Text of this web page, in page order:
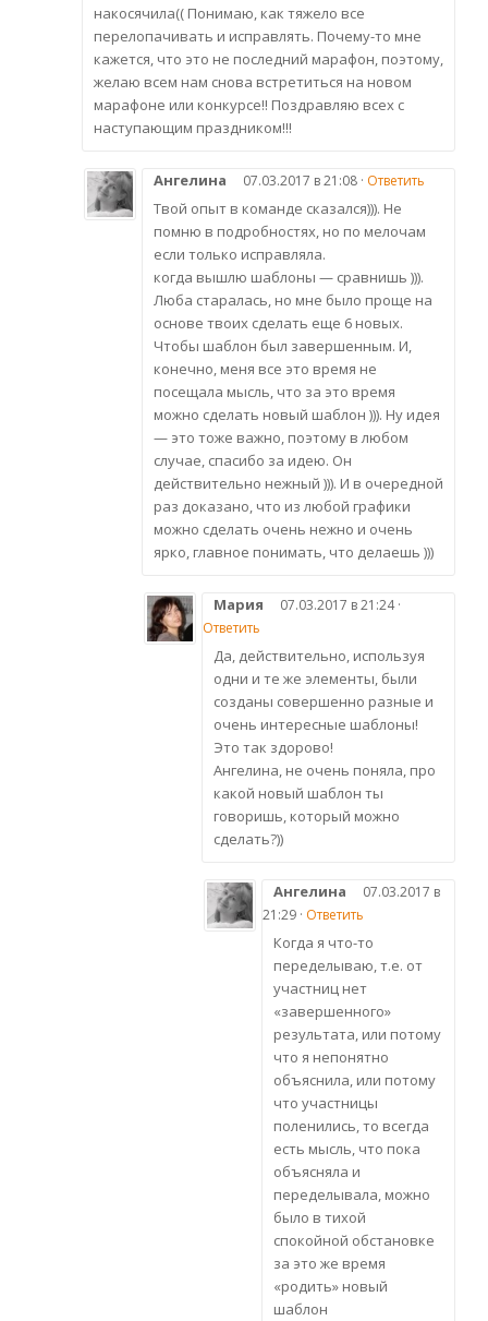
накосячила(( Понимаю, как тяжело все
перелопачивать и исправлять. Почему-то мне
кажется, что это не последний марафон, поэтому,
желаю всем нам снова встретиться на новом
марафоне или конкурсе!! Поздравляю всех с
наступающим праздником!!!
Ангелина 07.03.2017 в 21:08 · Ответить
Твой опыт в команде сказался))). Не
помню в подробностях, но по мелочам
если только исправляла.
когда вышлю шаблоны — сравнишь ))).
Люба старалась, но мне было проще на
основе твоих сделать еще 6 новых.
Чтобы шаблон был завершенным. И,
конечно, меня все это время не
посещала мысль, что за это время
можно сделать новый шаблон ))). Ну идея
— это тоже важно, поэтому в любом
случае, спасибо за идею. Он
действительно нежный ))). И в очередной
раз доказано, что из любой графики
можно сделать очень нежно и очень
ярко, главное понимать, что делаешь )))
Мария
07.03.2017 в 21:24 ·
Ответить
Да, действительно, используя
одни и те же элементы, были
созданы совершенно разные и
очень интересные шаблоны!
Это так здорово!
Ангелина, не очень поняла, про
какой новый шаблон ты
говоришь, который можно
сделать?))
Ангелина
07.03.2017 в
21:29 · Ответить
Когда я что-то
переделываю, т.е. от
участниц нет
«завершенного»
результата, или потому
что я непонятно
объяснила, или потому
что участницы
поленились, то всегда
есть мысль, что пока
объясняла и
переделывала, можно
было в тихой
спокойной обстановке
за это же время
«родить» новый
шаблон